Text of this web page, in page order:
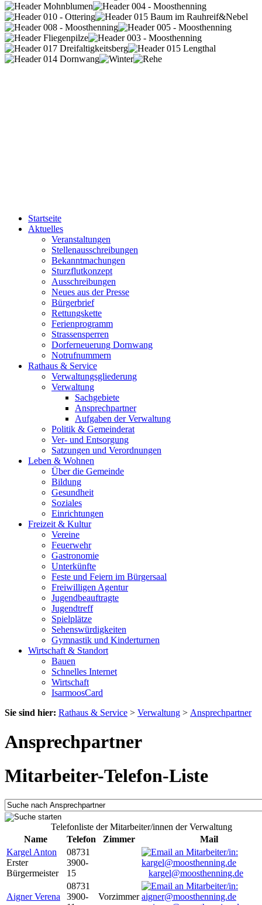
Startseite
Aktuelles
Veranstaltungen
Stellenausschreibungen
Bekanntmachungen
Sturzflutkonzept
Ausschreibungen
Neues aus der Presse
Bürgerbrief
Rettungskette
Ferienprogramm
Strassensperren
Dorferneuerung Dornwang
Notrufnummern
Rathaus & Service
Verwaltungsgliederung
Verwaltung
Sachgebiete
Ansprechpartner
Aufgaben der Verwaltung
Politik & Gemeinderat
Ver- und Entsorgung
Satzungen und Verordnungen
Leben & Wohnen
Über die Gemeinde
Bildung
Gesundheit
Soziales
Einrichtungen
Freizeit & Kultur
Vereine
Feuerwehr
Gastronomie
Unterkünfte
Feste und Feiern im Bürgersaal
Freiwilligen Agentur
Jugendbeauftragte
Jugendtreff
Spielplätze
Sehenswürdigkeiten
Gymnastik und Kinderturnen
Wirtschaft & Standort
Bauen
Schnelles Internet
Wirtschaft
IsarmoosCard
Sie sind hier: Rathaus & Service > Verwaltung > Ansprechpartner
Ansprechpartner
Mitarbeiter-Telefon-Liste
Telefonliste der Mitarbeiter/innen der Verwaltung
Name
Telefon Zimmer
Mail
Kargel Anton
Erster
Bürgermeister
08731
3900-
15
kargel@moosthenning.de
Aigner Verena
08731
3900-
Vorzimmer